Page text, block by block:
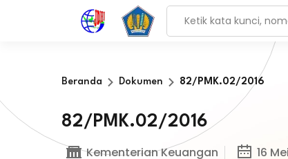
Beranda Dokumen 82/PMK.02/2016
82/PMK.02/2016
Kementerian Keuangan 16